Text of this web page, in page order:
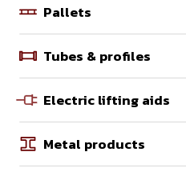
Pallets
Tubes & profiles
Electric lifting aids
Metal products